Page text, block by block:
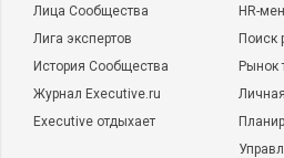
Лица Сообщества
Лига экспертов
История Сообщества
Журнал Executive.ru
Executive отдыхает
HR-
Поиск
Рынок